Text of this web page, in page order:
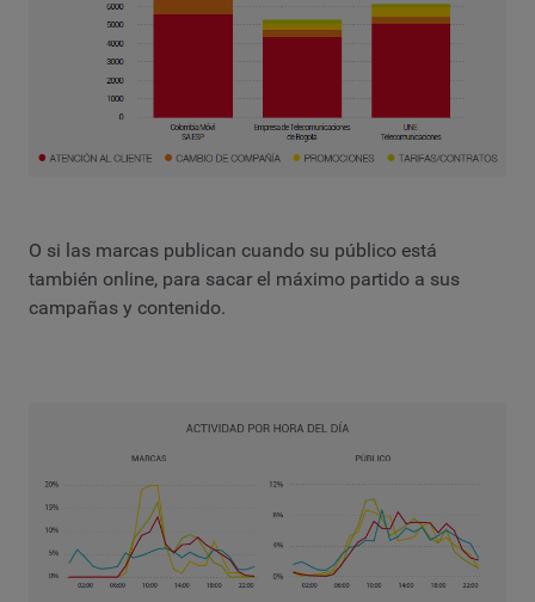
O si las marcas publican cuando su público está
también online, para sacar el máximo partido a sus
campañas y contenido.